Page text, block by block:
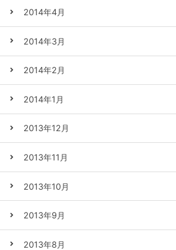
2014年4月
2014年3月
2014年2月
2014年1月
2013年12月
2013年11月
2013年10月
2013年9月
2013年8月